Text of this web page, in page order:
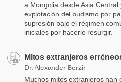
a Mongolia desde Asia
explotación del budismo por
supresión bajo el régimen
iniciales por hacerlo resurgir.
Mitos extranjeros
Dr. Alexander Berzin
Muchos mitos extranjeros han